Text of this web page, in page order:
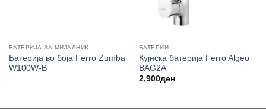
БАТЕРИЈА ЗА МИЈАЛНИК
Батерија во боја Ferro Zumba
W100W-B
БАТЕРИИ
Кујнска батерија Ferro Algeo
BAG2A
2,900ден